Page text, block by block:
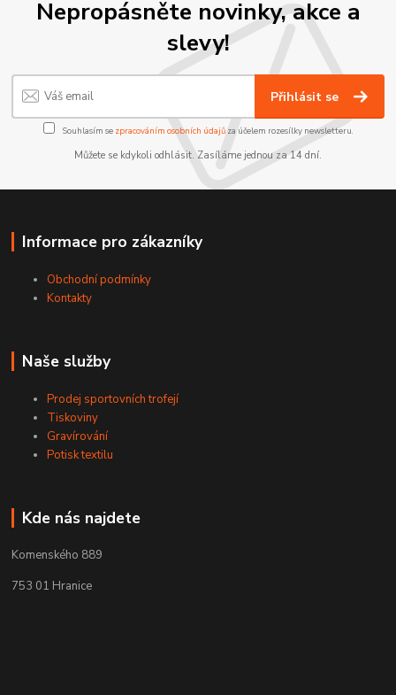
Nepropásněte novinky, akce a
slevy!
Přihlásit se
Souhlasím se zpracováním osobních údajůza účelem rozesílky newsletteru.
Můžete se kdykoli odhlásit. Zasíláme jednou za 14 dní.
Informace pro zákazníky
Obchodní podmínky
Kontakty
Naše služby
Prodej sportovních trofejí
Tiskoviny
Gravírování
Potisk textilu
Kde nás najdete
Komenského 889
753 01 Hranice